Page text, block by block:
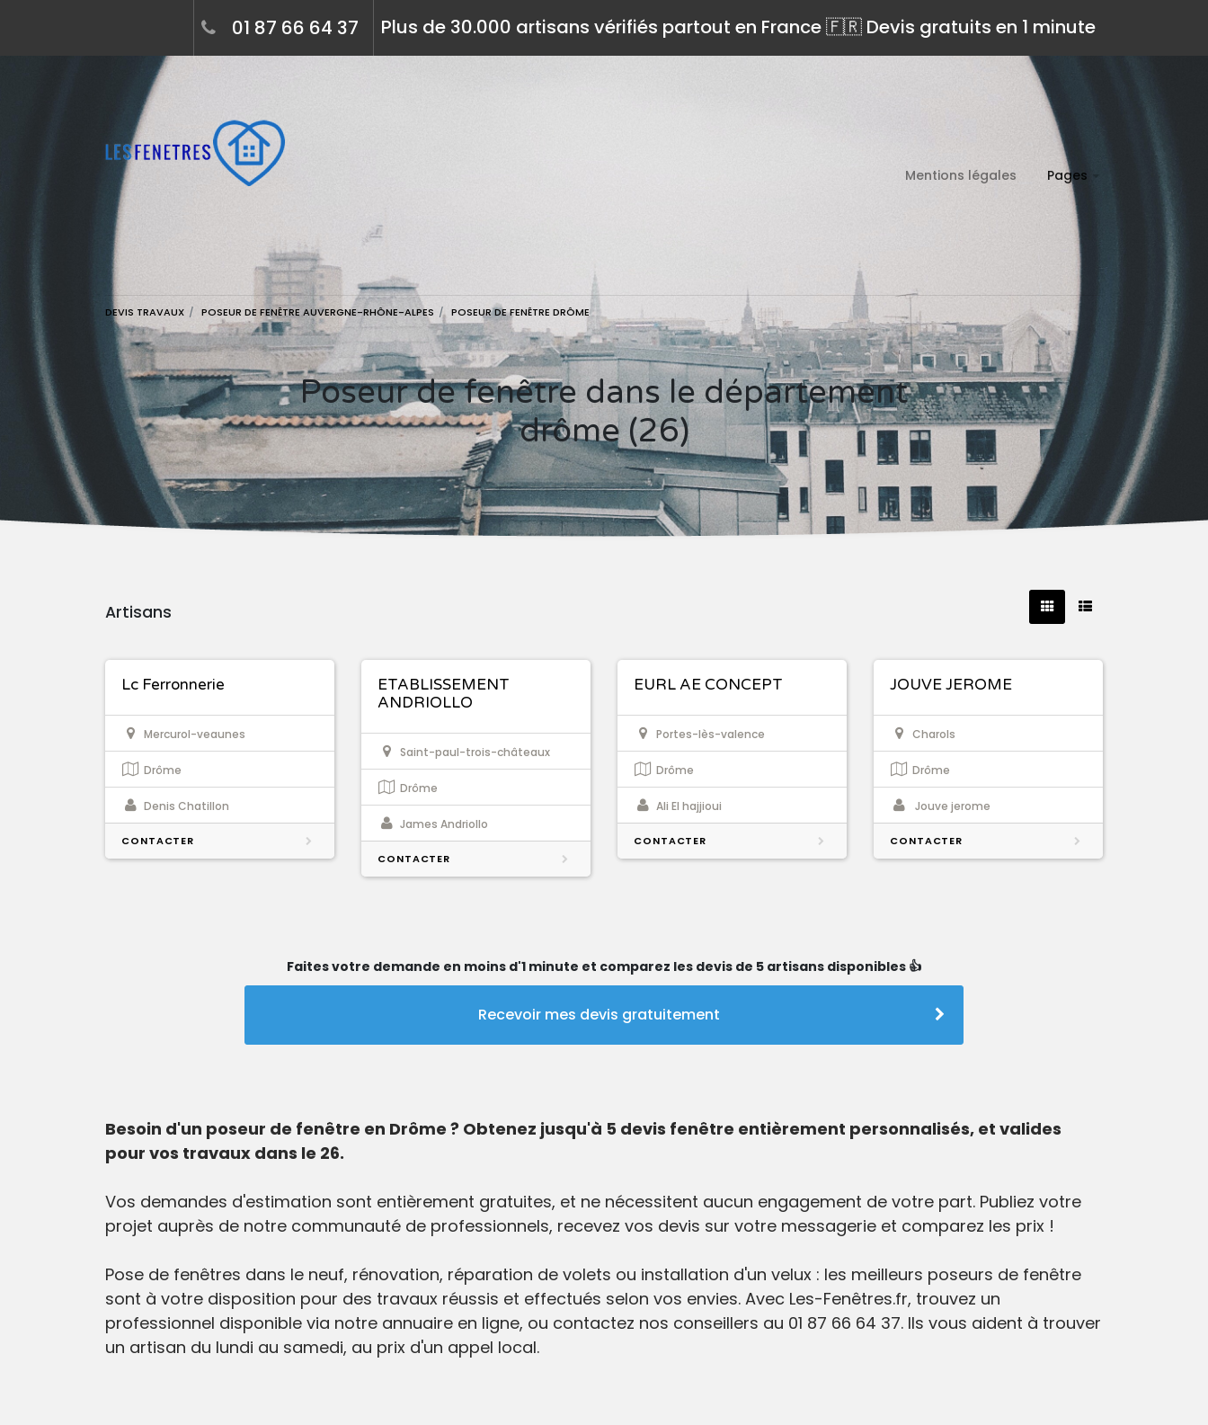
Plus de 30.000 artisans vérifiés partout en France 🇫🇷 Devis gratuits en 1 minute
01 87 66 64 37
Mentions légales Pages
DEVIS TRAVAUX POSEUR DE FENÊTRE AUVERGNE-RHÔNE-ALPES POSEUR DE FENÊTRE DRÔME
Poseur de fenêtre dans le département
drôme (26)
Artisans
Lc Ferronnerie
Mercurol-veaunes
Drôme
Denis Chatillon
CONTACTER
ETABLISSEMENT
ANDRIOLLO
Saint-paul-trois-châteaux
Drôme
James Andriollo
CONTACTER
EURL AE CONCEPT
Portes-lès-valence
Drôme
Ali El hajjioui
CONTACTER
JOUVE JEROME
Charols
Drôme
Jouve jerome
CONTACTER
Faites votre demande en moins d'1 minute et comparez les devis de 5 artisans disponibles 👍
Recevoir mes devis gratuitement
Besoin d'un poseur de fenêtre en Drôme ? Obtenez jusqu'à 5 devis fenêtre entièrement personnalisés, et valides
pour vos travaux dans le 26.
Vos demandes d'estimation sont entièrement gratuites, et ne nécessitent aucun engagement de votre part. Publiez votre
projet auprès de notre communauté de professionnels, recevez vos devis sur votre messagerie et comparez les prix !
Pose de fenêtres dans le neuf, rénovation, réparation de volets ou installation d'un velux : les meilleurs poseurs de fenêtre
sont à votre disposition pour des travaux réussis et effectués selon vos envies. Avec Les-Fenêtres.fr, trouvez un
professionnel disponible via notre annuaire en ligne, ou contactez nos conseillers au 01 87 66 64 37. Ils vous aident à trouver
un artisan du lundi au samedi, au prix d'un appel local.